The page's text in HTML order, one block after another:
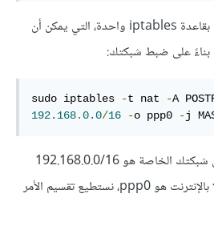
يمكن أن يُفعَّل تنكر IP بقاعدة iptables واحدة، التي يمكن أن
بناءً على ضبط شبكتك:
sudo iptables -t nat -A
192.168.0.0/16 -o ppp0 -j
يفترض الأمر السابق أن مجال شبكتك الخاصة هو 192.168.0.0/16
وأن الجهاز الذي يمتلك اتصالًا بالإنترنت هو ppp0، نستطيع تقسيم الأمر